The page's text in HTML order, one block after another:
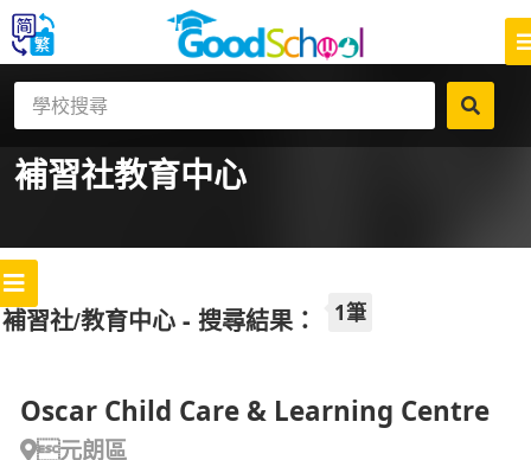
補習社教育中心
補習社/教育中心 - 搜尋結果： 1筆
Oscar Child Care & Learning Centre
元朗區